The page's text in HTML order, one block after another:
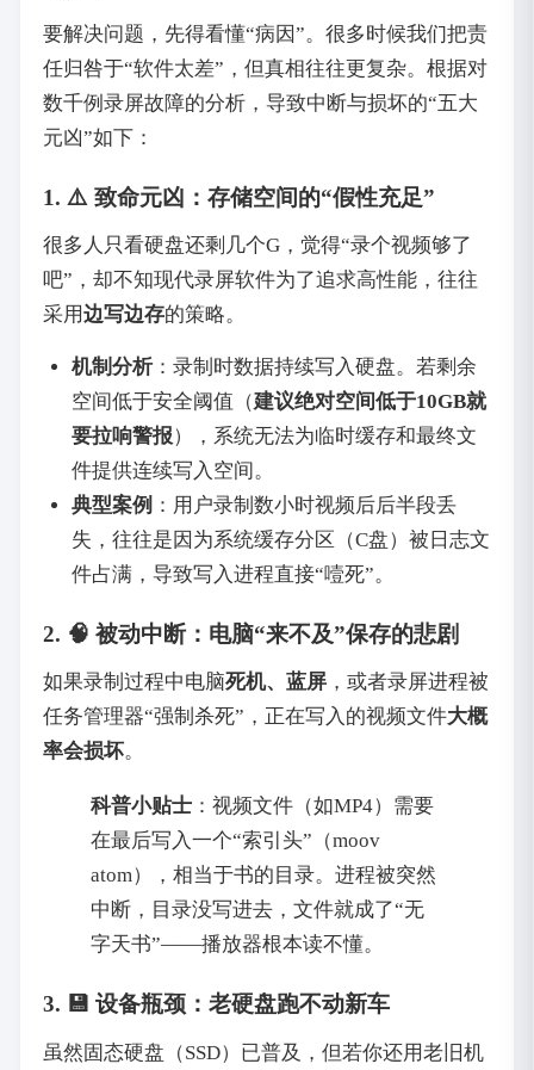
要解决问题，先得看懂“病因”。很多时候我们把责
任归咎于“软件太差”，但真相往往更复杂。根据对
数千例录屏故障的分析，导致中断与损坏的“五大
元凶”如下：
1. ⚠️ 致命元凶：存储空间的“假性充足”
很多人只看硬盘还剩几个G，觉得“录个视频够了
吧”，却不知现代录屏软件为了追求高性能，往往
采用边写边存的策略。
机制分析：录制时数据持续写入硬盘。若剩余
空间低于安全阈值（建议绝对空间低于10GB就
要拉响警报），系统无法为临时缓存和最终文
件提供连续写入空间。
典型案例 ：用户录制数小时视频后后半段丢
失，往往是因为系统缓存分区（C盘）被日志文
件占满，导致写入进程直接“噎死”。
2. 🧠 被动中断：电脑“来不及”保存的悲剧
如果录制过程中电脑死机、蓝屏，或者录屏进程被
任务管理器“强制杀死”，正在写入的视频文件大概
率会损坏。
科普小贴士：视频文件（如MP4）需要
在最后写入一个“索引头”（moov
atom），相当于书的目录。进程被突然
中断，目录没写进去，文件就成了“无
字天书”——播放器根本读不懂。
3. 💾 设备瓶颈：老硬盘跑不动新车
虽然固态硬盘（SSD）已普及，但若你还用老旧机